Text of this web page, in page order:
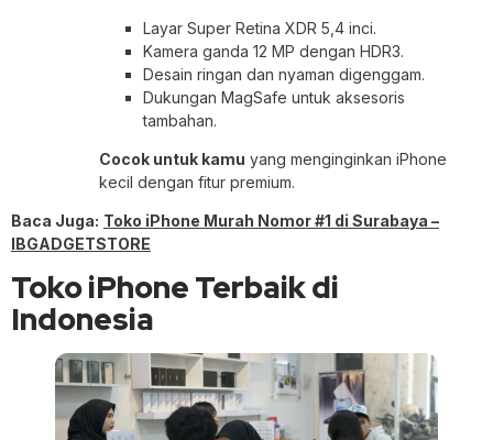
Layar Super Retina XDR 5,4 inci.
Kamera ganda 12 MP dengan HDR3.
Desain ringan dan nyaman digenggam.
Dukungan MagSafe untuk aksesoris
tambahan.
Cocok untuk kamu yang menginginkan iPhone
kecil dengan fitur premium.
Baca Juga: Toko iPhone Murah Nomor #1 di Surabaya –
IBGADGETSTORE
Toko iPhone Terbaik di
Indonesia